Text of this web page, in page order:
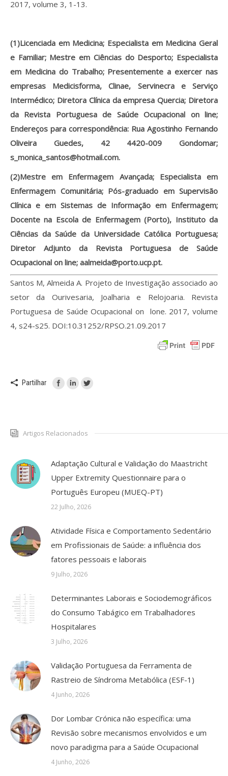
2017, volume 3, 1-13.
(1)Licenciada em Medicina; Especialista em Medicina Geral
e Familiar; Mestre em Ciências do Desporto; Especialista
em Medicina do Trabalho; Presentemente a exercer nas
empresas Medicisforma, Clinae, Servinecra e Serviço
Intermédico; Diretora Clínica da empresa Quercia; Diretora
da Revista Portuguesa de Saúde Ocupacional on line;
Endereços para correspondência: Rua Agostinho Fernando
Oliveira Guedes, 42 4420-009 Gondomar;
s_monica_santos@hotmail.com.
(2)Mestre em Enfermagem Avançada; Especialista em
Enfermagem Comunitária; Pós-graduado em Supervisão
Clínica e em Sistemas de Informação em Enfermagem;
Docente na Escola de Enfermagem (Porto), Instituto da
Ciências da Saúde da Universidade Católica Portuguesa;
Diretor Adjunto da Revista Portuguesa de Saúde
Ocupacional on line; aalmeida@porto.ucp.pt.
Santos M, Almeida A. Projeto de Investigação associado ao
setor da Ourivesaria, Joalharia e Relojoaria. Revista
Portuguesa de Saúde Ocupacional on lone. 2017, volume
4, s24-s25. DOI:10.31252/RPSO.21.09.2017
Partilhar
Artigos Relacionados
Adaptação Cultural e Validação do Maastricht
Upper Extremity Questionnaire para o
Português Europeu (MUEQ-PT)
22 Julho, 2026
Atividade Física e Comportamento Sedentário
em Profissionais de Saúde: a influência dos
fatores pessoais e laborais
9 Julho, 2026
Determinantes Laborais e Sociodemográficos
do Consumo Tabágico em Trabalhadores
Hospitalares
3 Julho, 2026
Validação Portuguesa da Ferramenta de
Rastreio de Síndroma Metabólica (ESF-1)
4 Junho, 2026
Dor Lombar Crónica não específica: uma
Revisão sobre mecanismos envolvidos e um
novo paradigma para a Saúde Ocupacional
4 Junho, 2026